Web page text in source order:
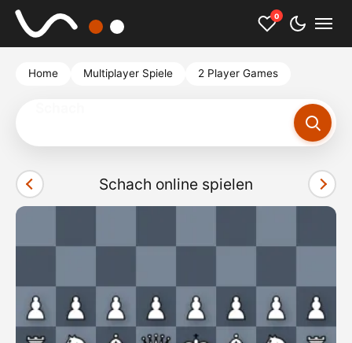
0
Home Multiplayer Spiele 2 Player Games
Schach online spielen